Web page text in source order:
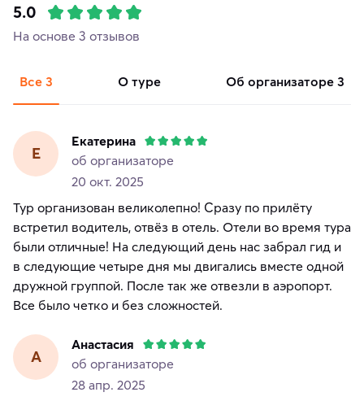
5.0
На основе 3 отзывов
Все 3 о туре об организаторе 3
Е
Екатерина
об организаторе
20 окт. 2025
Тур организован великолепно! Сразу по прилёту
встретил водитель, отвёз в отель. Отели во время тура
были отличные! На следующий день нас забрал гид и
в следующие четыре дня мы двигались вместе одной
дружной группой. После так же отвезли в аэропорт.
Все было четко и без сложностей.
А
Анастасия
об организаторе
28 апр. 2025